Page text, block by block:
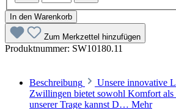
In den Warenkorb
Zum Merkzettel hinzufügen
Produktnummer: SW10180.11
Beschreibung
Unsere innovative
Zwillingen bietet sowohl Komfort
unserer Trage kannst D… Mehr